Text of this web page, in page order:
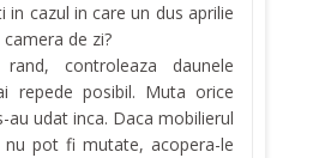
in cazul in care un dus aprilie
de zi?
controleaza daunele
repede posibil. Muta orice
au udat inca. Daca mobilierul
nu pot fi mutate, acopera-le